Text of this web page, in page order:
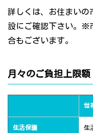
詳しくは、お住まいの
設にご確認下さい。※
合もございます。
月々のご負担上限額
世
生活保護 生